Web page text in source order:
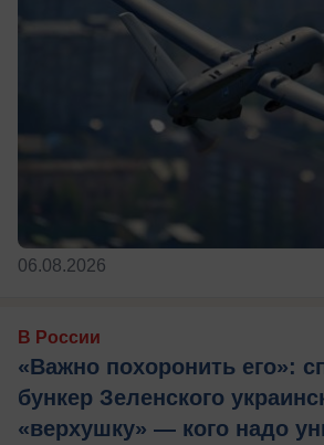
06.08.2026
В России
«Важно похоронить его»:
бункер Зеленского
«верхушку» — кого надо